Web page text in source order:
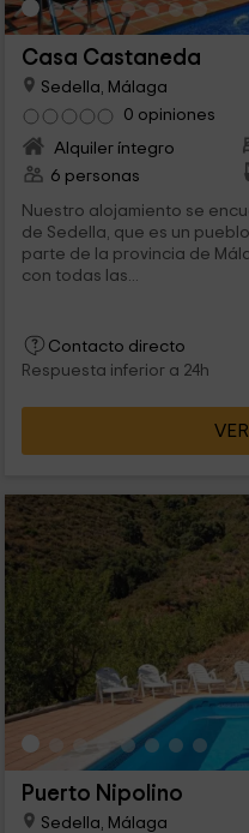
Casa Castaneda
Sedella, Málaga
0 opiniones
Alquiler íntegro
6 personas
Nuestro alojamiento se
de Sedella, que es un
parte de la provincia de
con todas las...
Contacto directo
Respuesta inferior a 24h
Puerto Nipolino
Sedella, Málaga